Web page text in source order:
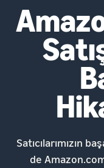
Satıcılarımızın
de